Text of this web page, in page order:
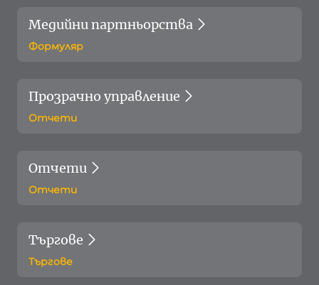
Медийни партньорства
Формуляр
Прозрачно управление
Отчети
Отчети
Отчети
Търгове
Търгове